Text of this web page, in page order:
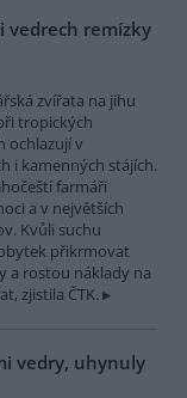
vedrech remízky
zvířata na jihu
tropických
ochlazují v
i kamenných stájích.
farmáři
a v největších
Kvůli suchu
přikrmovat
a rostou náklady na
zjistila ČTK.
vedry, uhynuly